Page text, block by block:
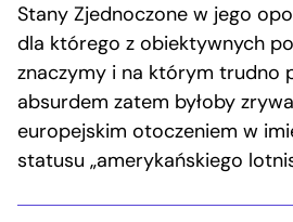
Stany Zjednoczone w jego
dla którego z obiektywnych
znaczymy i na którym trudno
absurdem zatem byłoby
europejskim otoczeniem w
statusu „amerykańskiego